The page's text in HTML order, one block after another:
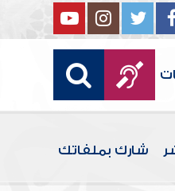
شارك بملفاتك